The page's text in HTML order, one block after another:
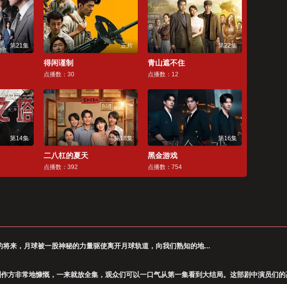
第21集 正片
得闲谨制
点播数：30
第22集
青山遮不住
点播数：12
第14集 第18集
二八杠的夏天
点播数：392
第16集
黑金游戏
点播数：754
来，⽉球被⼀股神秘的⼒量驱使离开⽉球轨道，向我们熟知的地...
方非常地慷慨，一来就放全集，观众们可以一口气从第一集看到大结局。这部剧中演员们